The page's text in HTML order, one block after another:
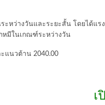
ะหว่างวันและระยะสั้น โดยได้
หมีในเกณฑ์ระหว่างวัน
แนวต้าน 2040.00
เ